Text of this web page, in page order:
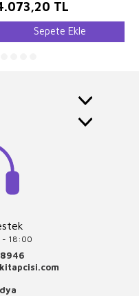
TL
Sepete Ekle
- 18:00